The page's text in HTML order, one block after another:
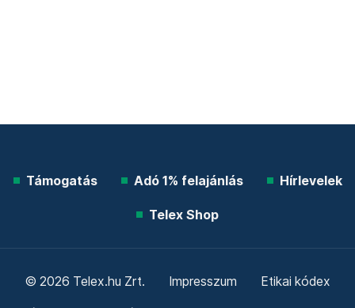
Támogatás Adó 1% felajánlás Hírlevelek
Telex Shop
© 2026 Telex.hu Zrt. Impresszum Etikai kódex